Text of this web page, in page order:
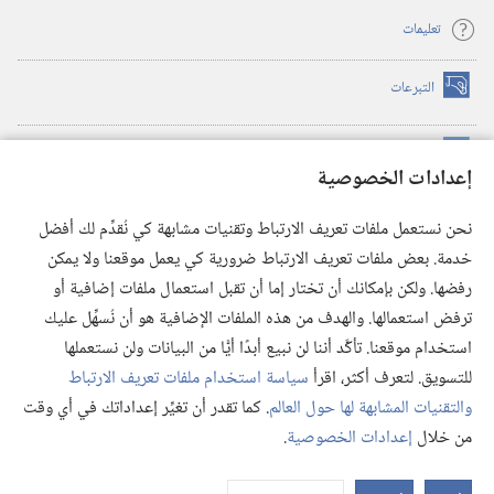
إعدادات الخصوصية
نحن نستعمل ملفات تعريف الارتباط وتقنيات مشابهة كي نُقدِّم لك أفضل
خدمة. بعض ملفات تعريف الارتباط ضرورية كي يعمل موقعنا ولا يمكن
رفضها. ولكن بإمكانك أن تختار إما أن تقبل استعمال ملفات إضافية أو
ترفض استعمالها. والهدف من هذه الملفات الإضافية هو أن نُسهِّل عليك
استخدام موقعنا. تأكَّد أننا لن نبيع أبدًا أيًّا من البيانات ولن نستعملها
للتسويق. لتعرف أكثر، اقرأسياسة استخدام ملفات تعريف الارتباط
والتقنيات المشابهة لها حول العالم. كما تقدر أن تغيِّر إعداداتك في أي وقت
من خلال إعدادات الخصوصية.
تعليمات
التبرعات (يفتح
نافذة
(يفتح
نافذة
(يفتح
نافذة
جديدة) تطبيق ®
JW Library
مكتبة برج المراقبة
© 2026 .Watch Tower Bible and Tract Society of Pennsylvania
شروط الاستخدام |